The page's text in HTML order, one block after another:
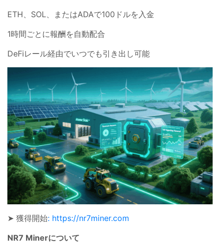
ETH、SOL、またはADAで100ドルを入金
1時間ごとに報酬を自動配合
DeFiレール経由でいつでも引き出し可能
➤ 獲得開始: https://nr7miner.com
NR7 Minerについて